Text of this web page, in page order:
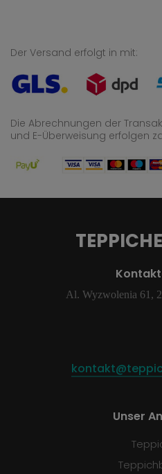
Der Versand erfolgt in mit:
Die Abrechnungen der
und E-Überweisung erfolgen
TEPPICHE
Al. Wyzwolenia 61,
Unser